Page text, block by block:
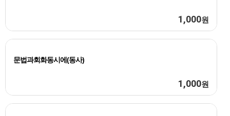
1,000원
문법과회화동시에(동사)
1,000원